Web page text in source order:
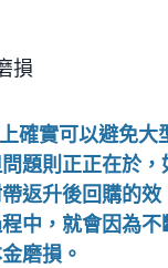
損
確實可以避免大
題則正正在於，
返升後回購的效
中，就會因為不
磨損。